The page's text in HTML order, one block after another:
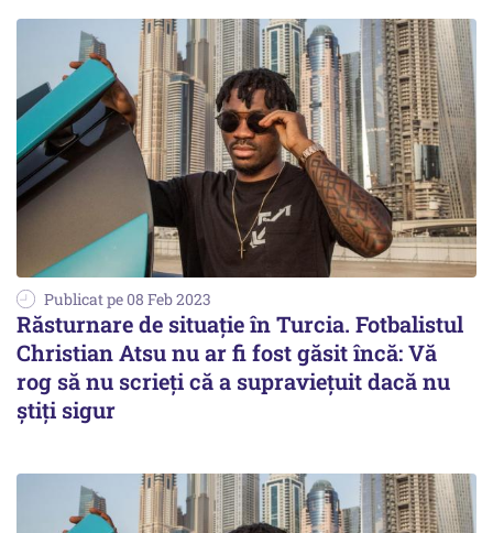
Publicat pe 08 Feb 2023
Răsturnare de situaţie în Turcia. Fotbalistul
Christian Atsu nu ar fi fost găsit încă: Vă
rog să nu scrieţi că a supravieţuit dacă nu
ştiţi sigur